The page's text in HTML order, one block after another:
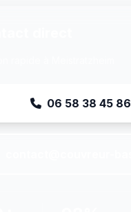
06 58 38 45 86